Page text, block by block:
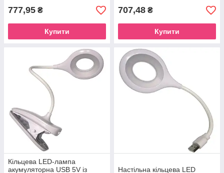
777,95 ₴
Купити
707,48 ₴
Купити
Кільцева LED-лампа
акумуляторна USB 5V із
Настільна кільцева LED